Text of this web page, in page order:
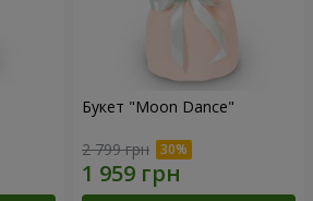
Букет "Moon Dance"
2 799 грн